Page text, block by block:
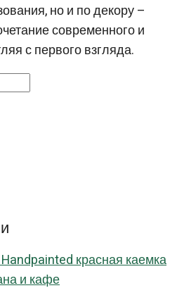
но и по декору –
современного и
с первого взгляда.